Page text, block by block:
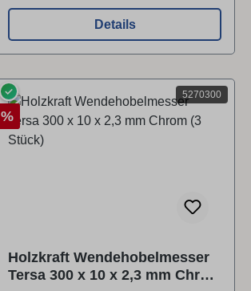
Details
Rabatt
%
5270300
✓
Holzkraft Wendehobelmesser
Tersa 300 x 10 x 2,3 mm Chrom